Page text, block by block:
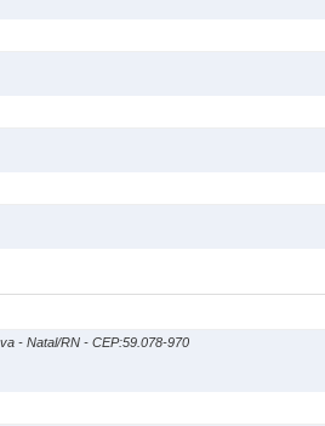
- Natal/RN - CEP:59.078-970